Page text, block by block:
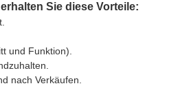
Sie diese Vorteile:
und Funktion).
nach Verkäufen.